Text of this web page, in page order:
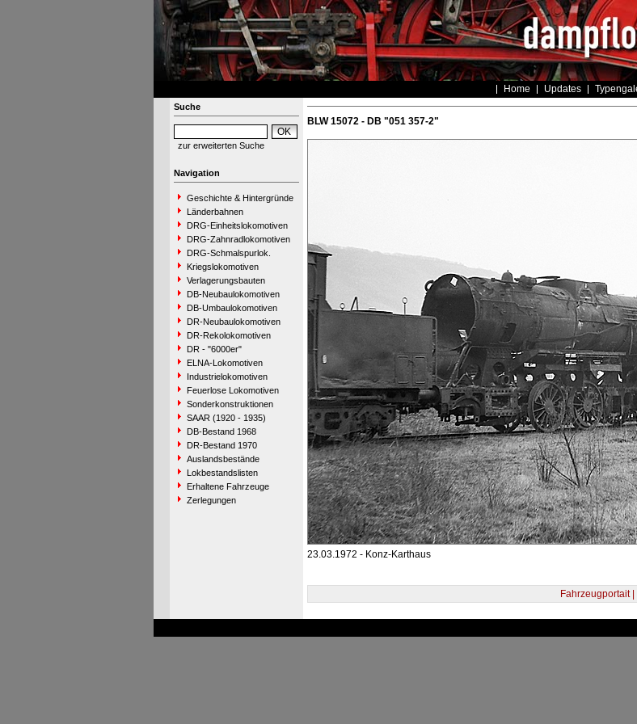
Home Updates
Suche
zur erweiterten Suche
Navigation
Geschichte & Hintergründe
Länderbahnen
DRG-Einheitslokomotiven
DRG-Zahnradlokomotiven
DRG-Schmalspurlok.
Kriegslokomotiven
Verlagerungsbauten
DB-Neubaulokomotiven
DB-Umbaulokomotiven
DR-Neubaulokomotiven
DR-Rekolokomotiven
DR - "6000er"
ELNA-Lokomotiven
Industrielokomotiven
Feuerlose Lokomotiven
Sonderkonstruktionen
SAAR (1920 - 1935)
DB-Bestand 1968
DR-Bestand 1970
Auslandsbestände
Lokbestandslisten
Erhaltene Fahrzeuge
Zerlegungen
BLW 15072 - DB "051 357-2"
23.03.1972 - Konz-Karthaus
Fahrzeugportait |